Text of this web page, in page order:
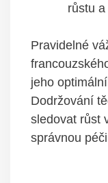
růstu
Pravidelné
jeho
Dodržování
sledovat růst
správnou